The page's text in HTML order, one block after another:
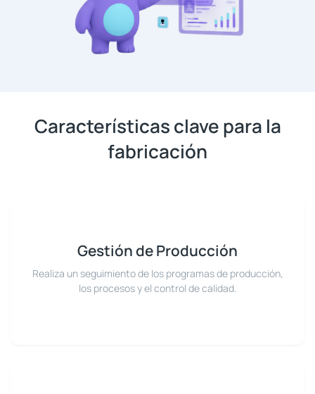
Características clave para la
fabricación
Gestión de Producción
Realiza un seguimiento de los programas de producción,
los procesos y el control de calidad.